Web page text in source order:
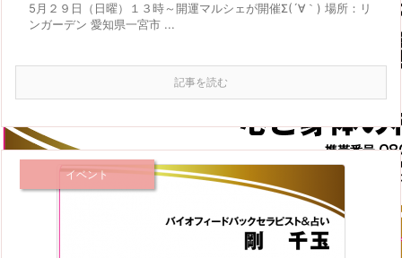
5月２９日（日曜）１３時～開運マルシェが開催Σ(´∀｀) 場所：リ
ンガーデン 愛知県一宮市 ...
記事を読む
イベント